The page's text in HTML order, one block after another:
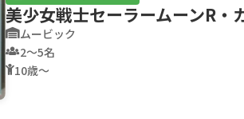
美少女戦士セーラームーンR・
ムービック
2〜5名
10歳〜